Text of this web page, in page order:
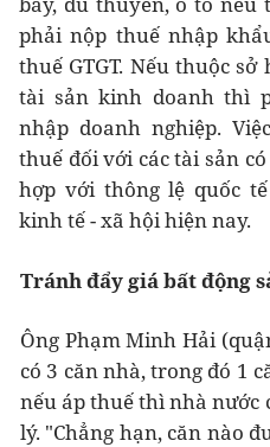
phải nộp thuế nhập
thuế GTGT. Nếu thuộc
tài sản kinh doanh thì
nhập doanh nghiệp.
thuế đối với các tài sản
hợp với thông lệ quốc
kinh tế - xã hội hiện nay.
Tránh đẩy giá bất động
Ông Phạm Minh Hải
có 3 căn nhà, trong đó 1
nếu áp thuế thì nhà nước
lý. "Chẳng hạn, căn nào